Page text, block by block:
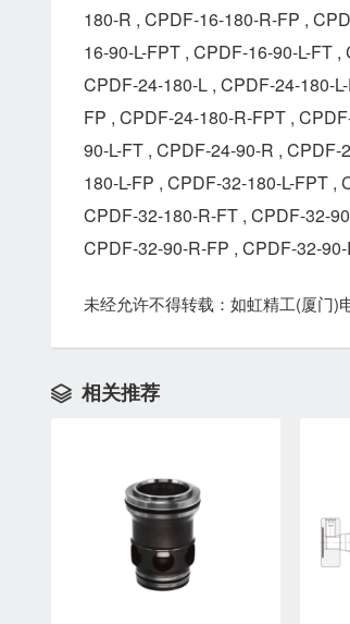
180-R , CPDF-16-180-R-FP ,
16-90-L-FPT , CPDF-16-90-L-FT
CPDF-24-180-L , CPDF-24-180-
FP , CPDF-24-180-R-FPT ,
90-L-FT , CPDF-24-90-R ,
180-L-FP , CPDF-32-180-L-FPT
CPDF-32-180-R-FT , CPDF-32-
CPDF-32-90-R-FP , CPDF-32-
未经允许不得转载： 如虹精工(厦门)
 相关推荐